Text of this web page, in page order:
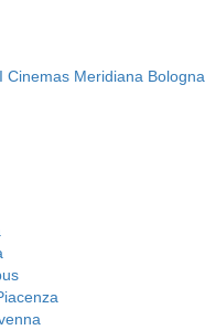
Cinemas Meridiana Bologna